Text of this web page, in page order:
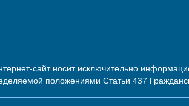
сайт носит исключительно
положениями Статьи 437